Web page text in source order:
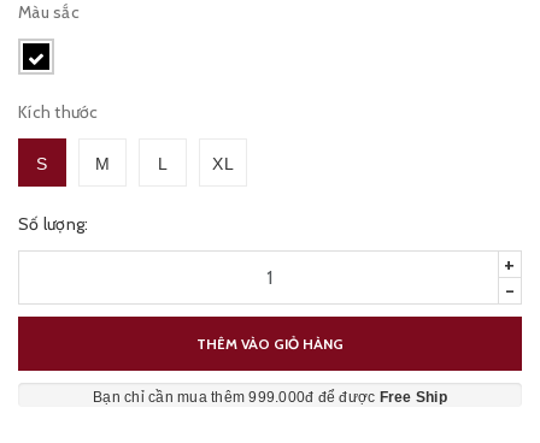
Màu sắc
Kích thước
S M L XL
Số lượng:
+
-
THÊM VÀO GIỎ HÀNG
Bạn chỉ cần mua thêm 999.000đ để được Free Ship